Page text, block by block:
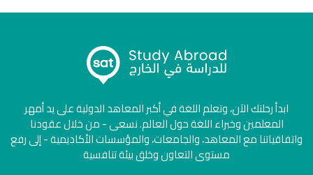
ابدأ رحلتك الآن، وتعلم اللغة في أكبر المعاهد الدولية على يد أمهر
المعلمين وخبراء اللغة حول العالم. نسعى - من خلال عقودنا
واتفاقياتنا مع المعاهد، والجامعات، والمؤسسات الأكاديمية - إلى رفع
مستوى التعاون وخلق بيئة تنافسية